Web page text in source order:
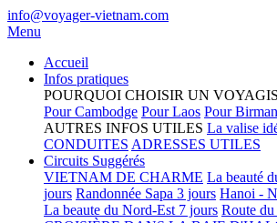
info@voyager-vietnam.com
Menu
Accueil
Infos pratiques
POURQUOI CHOISIR UN
Pour Cambodge Pour Laos Pour
AUTRES INFOS UTILES La valise
CONDUITES ADRESSES UTILES
Circuits Suggérés
VIETNAM DE CHARME La beauté
jours Randonnée Sapa 3 jours Hanoi -
La beaute du Nord-Est 7 jours Route